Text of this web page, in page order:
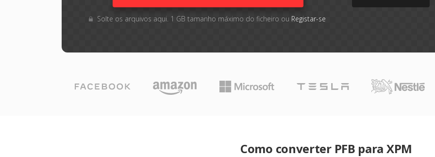
Solte os arquivos aqui. 1 GB tamanho máximo do ficheiro ou Registar-se
Como converter PFB para XPM